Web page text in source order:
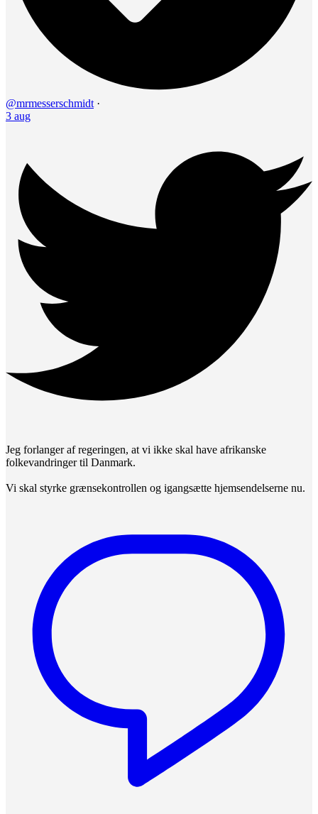
@mrmesserschmidt ·
3 aug
Jeg forlanger af regeringen, at vi ikke skal have afrikanske
folkevandringer til Danmark.
Vi skal styrke grænsekontrollen og igangsætte hjemsendelserne nu.